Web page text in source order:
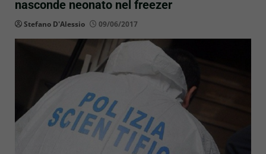
nasconde neonato nel freezer
Stefano D'Alessio 09/06/2017